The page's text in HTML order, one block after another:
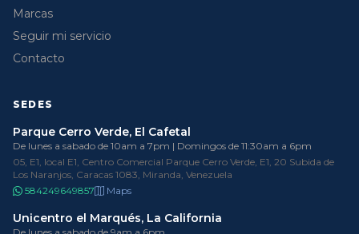
Marcas
Seguir mi servicio
Contacto
SEDES
Parque Cerro Verde, El Cafetal
De lunes a sabado de 10am a 7pm | Domingos de 11:30am a 6pm
05, E1, local E1, Centro Comercial Parque Cerro Verde, E1, 20 Subida de
Los Naranjos, Caracas 1083, Miranda, Venezuela
584249649857
Maps
Unicentro el Marqués, La California